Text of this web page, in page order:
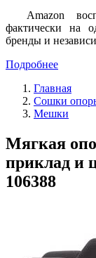
Amazon
фактически на
бренды и
Подробнее
Главная
Сошки
Мешки
Мягкая
приклад и
106388